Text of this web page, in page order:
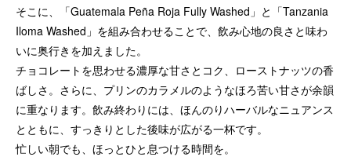
そこに、「Guatemala Peña Roja Fully Washed」と「Tanzania
Iloma Washed」を組み合わせることで、飲み心地の良さと味わ
いに奥行きを加えました。
チョコレートを思わせる濃厚な甘さとコク、ローストナッツの香
ばしさ。さらに、プリンのカラメルのようなほろ苦い甘さが余韻
に重なります。飲み終わりには、ほんのりハーバルなニュアンス
とともに、すっきりとした後味が広がる一杯です。
忙しい朝でも、ほっとひと息つける時間を。